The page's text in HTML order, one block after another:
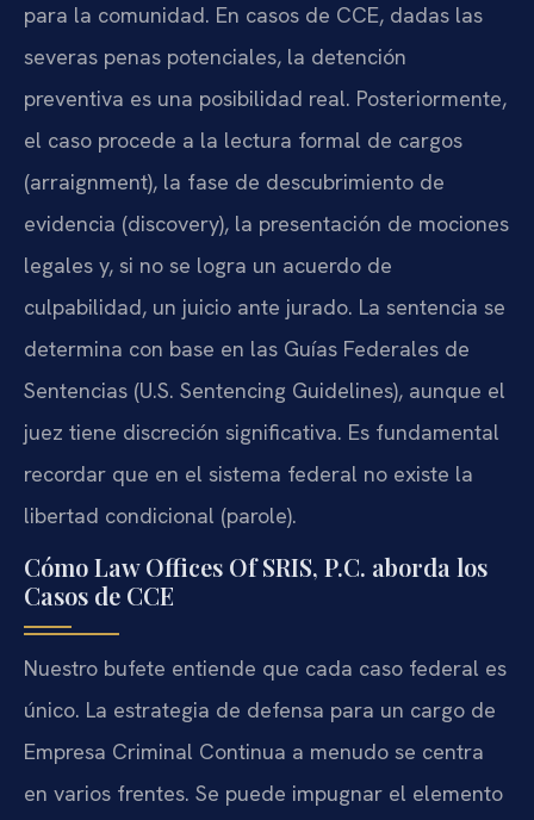
para la comunidad. En casos de CCE, dadas las
severas penas potenciales, la detención
preventiva es una posibilidad real. Posteriormente,
el caso procede a la lectura formal de cargos
(arraignment), la fase de descubrimiento de
evidencia (discovery), la presentación de mociones
legales y, si no se logra un acuerdo de
culpabilidad, un juicio ante jurado. La sentencia se
determina con base en las Guías Federales de
Sentencias (U.S. Sentencing Guidelines), aunque el
juez tiene discreción significativa. Es fundamental
recordar que en el sistema federal no existe la
libertad condicional (parole).
Cómo Law Offices Of SRIS, P.C. aborda los
Casos de CCE
Nuestro bufete entiende que cada caso federal es
único. La estrategia de defensa para un cargo de
Empresa Criminal Continua a menudo se centra
en varios frentes. Se puede impugnar el elemento